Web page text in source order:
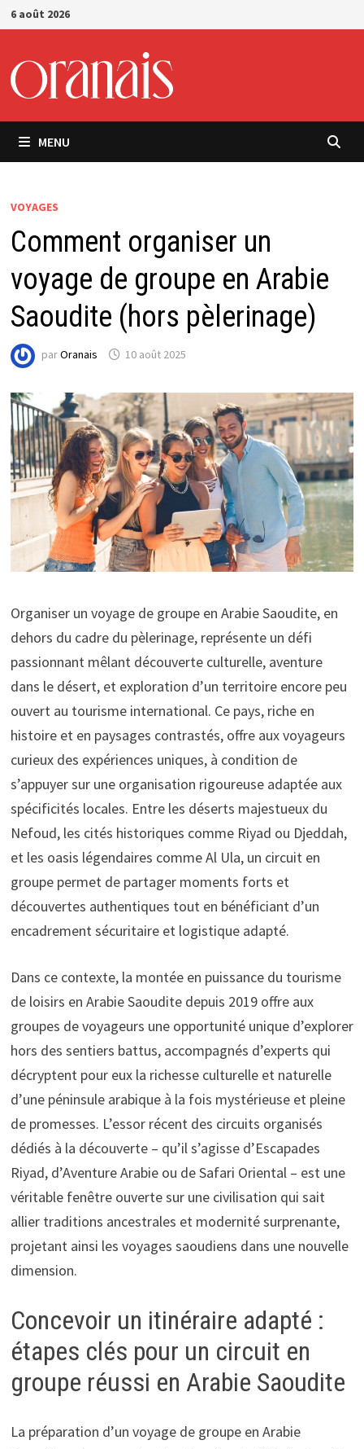
Passer
au
6 août 2026
MENU
VOYAGES
Comment organiser un
voyage de groupe en Arabie
Saoudite (hors pèlerinage)
parOranais 10 août 2025
Organiser un voyage de groupe en Arabie Saoudite, en
dehors du cadre du pèlerinage, représente un défi
passionnant mêlant découverte culturelle, aventure
dans le désert, et exploration d’un territoire encore peu
ouvert au tourisme international. Ce pays, riche en
histoire et en paysages contrastés, offre aux voyageurs
curieux des expériences uniques, à condition de
s’appuyer sur une organisation rigoureuse adaptée aux
spécificités locales. Entre les déserts majestueux du
Nefoud, les cités historiques comme Riyad ou Djeddah,
et les oasis légendaires comme Al Ula, un circuit en
groupe permet de partager moments forts et
découvertes authentiques tout en bénéficiant d’un
encadrement sécuritaire et logistique adapté.
Dans ce contexte, la montée en puissance du tourisme
de loisirs en Arabie Saoudite depuis 2019 offre aux
groupes de voyageurs une opportunité unique d’explorer
hors des sentiers battus, accompagnés d’experts qui
décryptent pour eux la richesse culturelle et naturelle
d’une péninsule arabique à la fois mystérieuse et pleine
de promesses. L’essor récent des circuits organisés
dédiés à la découverte – qu’il s’agisse d’Escapades
Riyad, d’Aventure Arabie ou de Safari Oriental – est une
véritable fenêtre ouverte sur une civilisation qui sait
allier traditions ancestrales et modernité surprenante,
projetant ainsi les voyages saoudiens dans une nouvelle
dimension.
Concevoir un itinéraire adapté :
étapes clés pour un circuit en
groupe réussi en Arabie Saoudite
La préparation d’un voyage de groupe en Arabie